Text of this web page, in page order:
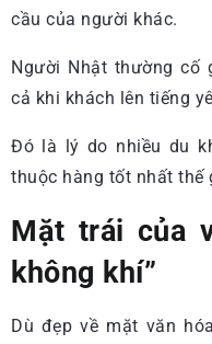
cầu của người khác.
Người Nhật thường cố
cả khi khách lên tiếng
Đó là lý do nhiều du
thuộc hàng tốt nhất thế
Mặt trái của
không khí”
Dù đẹp về mặt văn